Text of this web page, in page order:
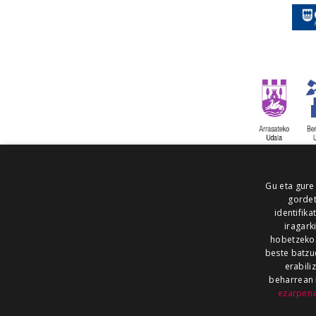
ALEA
Gu eta
hobetzeko.
beste
beharrean